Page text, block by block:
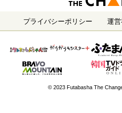
プライバシーポリシー 運
© 2023 Futabasha The